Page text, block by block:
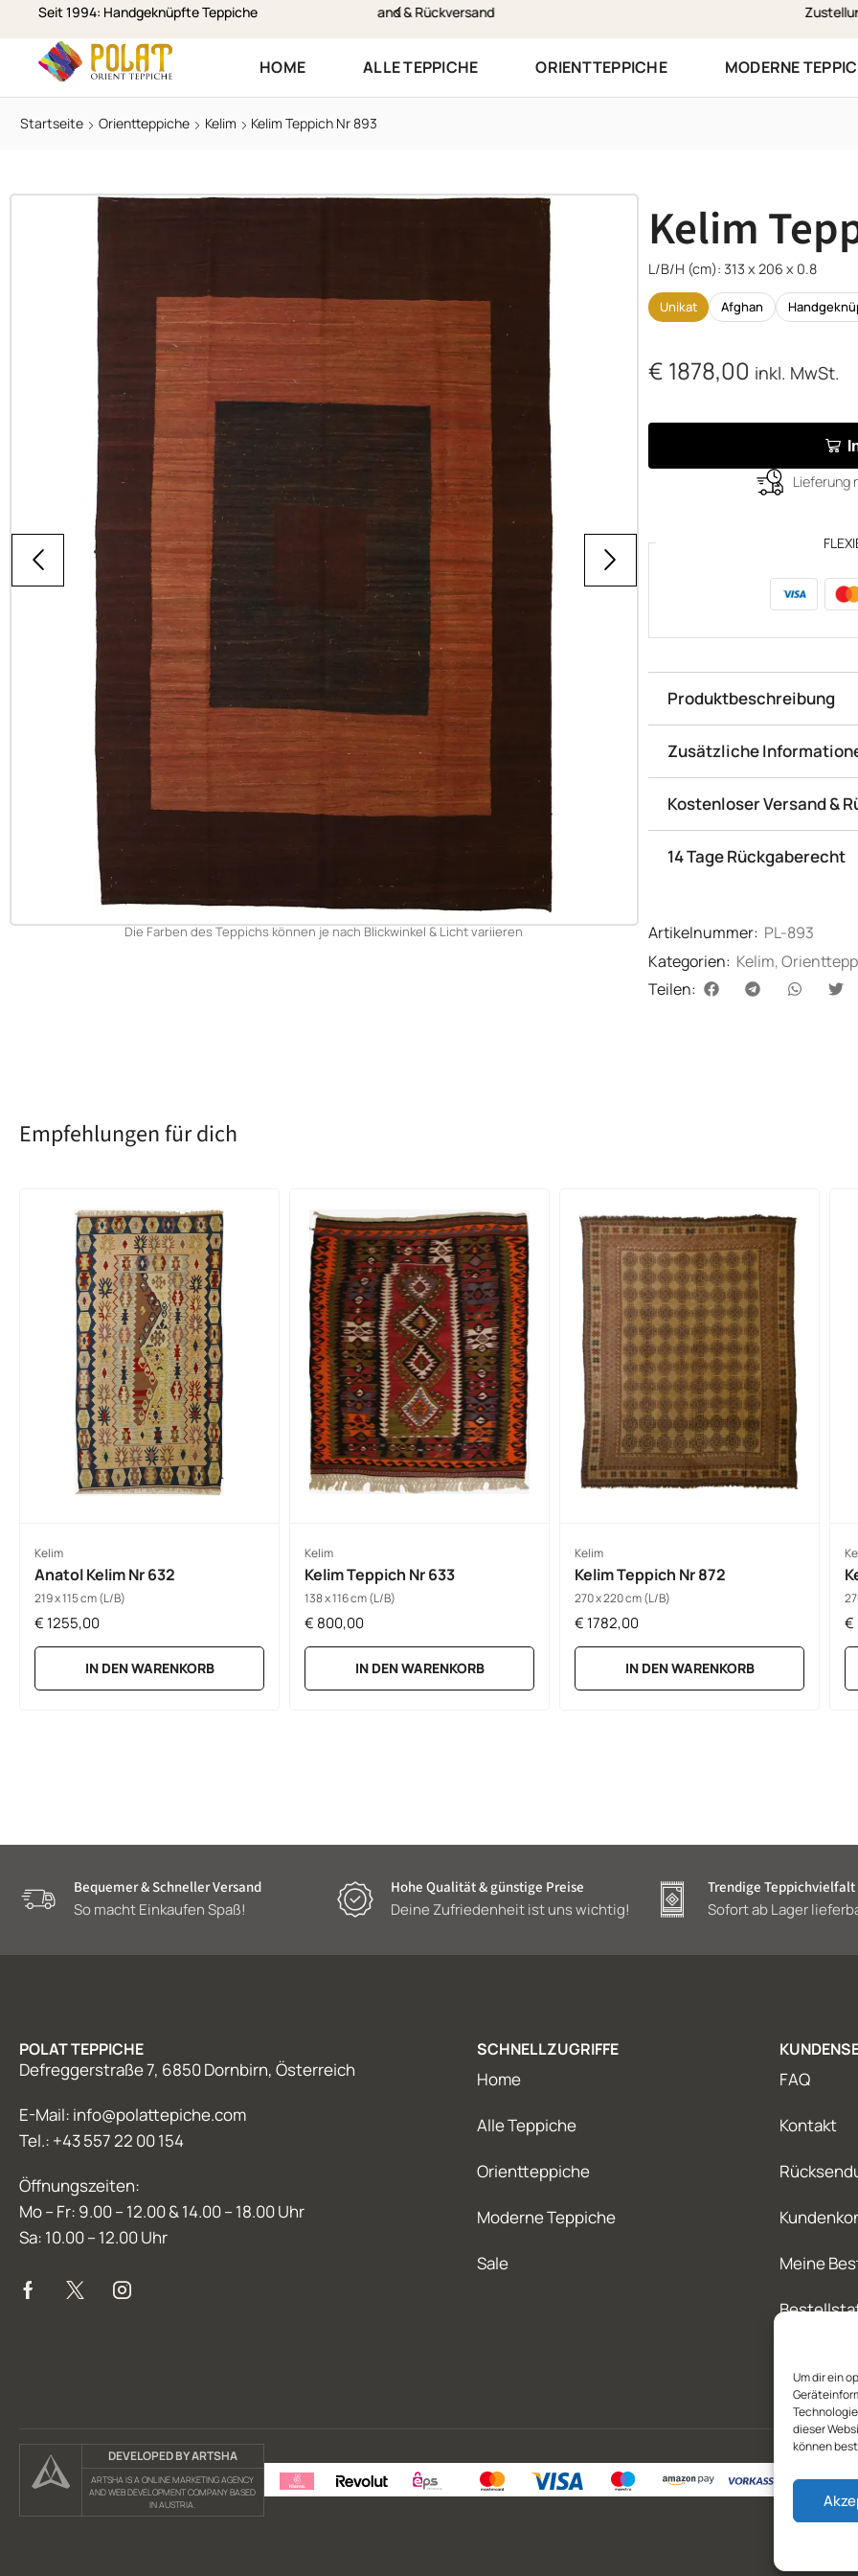
Um dir ein
dieser
können
Seit 1994: Handgeknüpfte Teppiche
Versand & Rückversand
HOME ALLE TEPPICHE ORIENTTEPPICHE MODERNE
Startseite Orientteppiche Kelim Kelim Teppich Nr 893
Die Farben des Teppichs können je nach Blickwinkel & Licht variieren
Kelim
L/B/H (cm): 313 x 206 x 0.8
Unikat Afghan
€ 1878,00 inkl. MwSt.
Lieferung
Produktbeschreibung
Zusätzliche
Kostenloser Versand &
14 Tage Rückgaberecht
Artikelnummer: PL-893
Kategorien: Kelim,
Teilen:
Empfehlungen für dich
Kelim
Anatol Kelim Nr 632
219 x 115 cm (L/B)
€ 1255,00
IN DEN WARENKORB
Kelim
Kelim Teppich Nr 633
138 x 116 cm (L/B)
€ 800,00
IN DEN WARENKORB
Kelim
Kelim Teppich Nr 872
270 x 220 cm (L/B)
€ 1782,00
IN DEN WARENKORB
€
Bequemer & Schneller Versand
So macht Einkaufen Spaß!
Hohe Qualität & günstige Preise
Deine Zufriedenheit ist uns wichtig!
Trendige Teppichvielfalt
Sofort ab Lager
POLAT TEPPICHE
Defreggerstraße 7, 6850 Dornbirn, Österreich
E-Mail: info@polattepiche.com
Tel.: +43 557 22 00 154
Öffnungszeiten:
Mo – Fr: 9.00 – 12.00 & 14.00 – 18.00 Uhr
Sa: 10.00 – 12.00 Uhr
SCHNELLZUGRIFFE
Home
Alle Teppiche
Orientteppiche
Moderne Teppiche
Sale
FAQ
Kontakt
Meine
DEVELOPED BY ARTSHA
ARTSHA IS A ONLINE MARKETING AGENCY
AND WEB DEVELOPMENT COMPANY BASED
IN AUSTRIA.